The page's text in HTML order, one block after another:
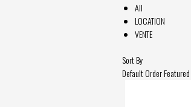
All
LOCATION
VENTE
Sort By
Default OrderFeatured